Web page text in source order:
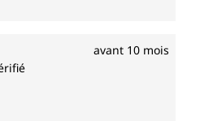
avant 10 mois
5 étoiles